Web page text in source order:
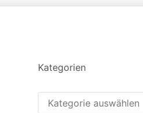
Kategorien
Kategorien